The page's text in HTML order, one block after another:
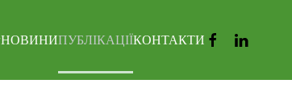
НОВИНИПУБЛІКАЦІЇКОНТАКТИ